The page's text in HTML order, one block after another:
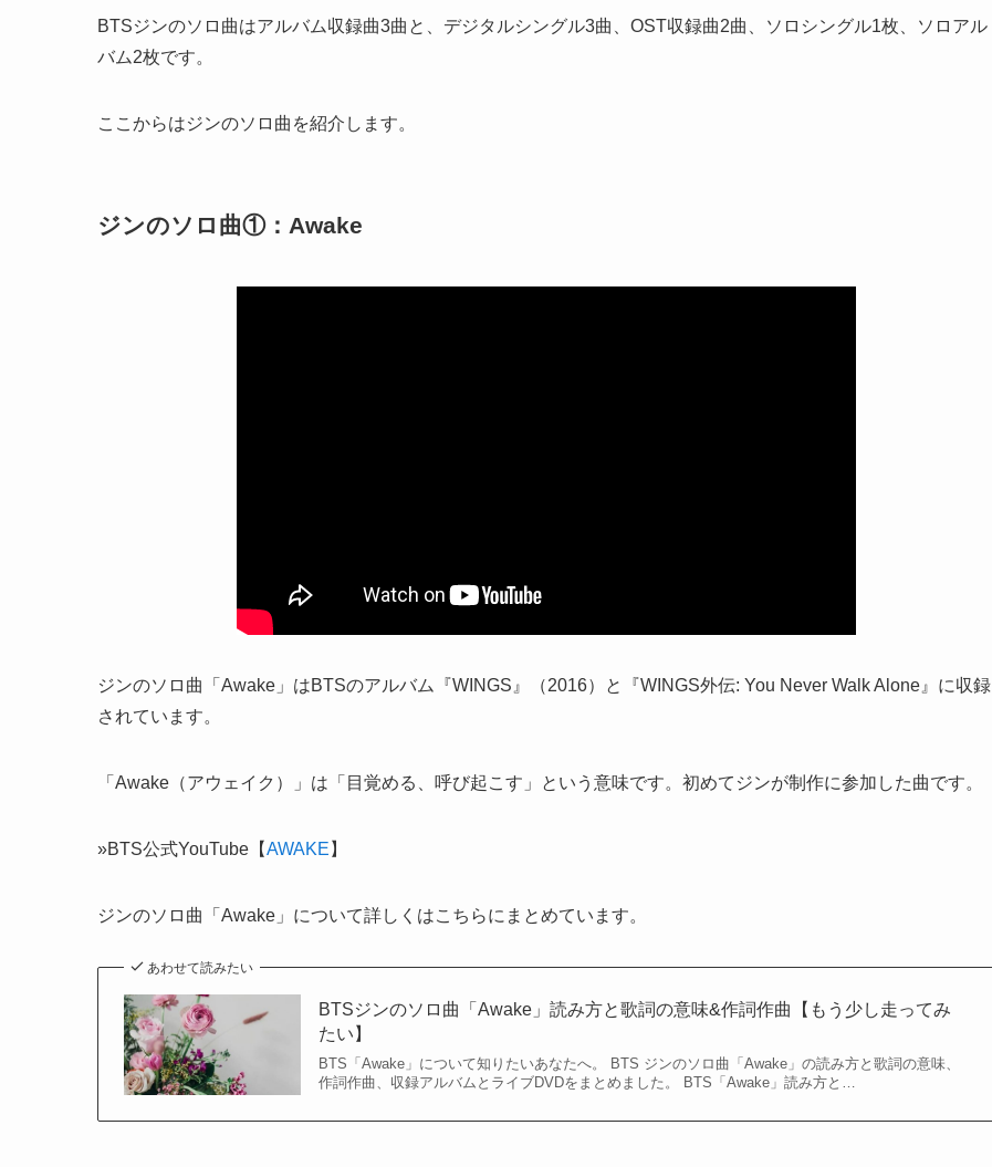
BTSジンのソロ曲はアルバム収録曲3曲と、デジタルシングル3曲、OST収録曲2曲、ソロシングル1枚、ソロアル
バム2枚です。
ここからはジンのソロ曲を紹介します。
ジンのソロ曲①：Awake
ジンのソロ曲「Awake」はBTSのアルバム『WINGS』（2016）と『WINGS外伝: You Never Walk Alone』に収録
されています。
「Awake（アウェイク）」は「目覚める、呼び起こす」という意味です。初めてジンが制作に参加した曲です。
»BTS公式YouTube【AWAKE 】
ジンのソロ曲「Awake」について詳しくはこちらにまとめています。
あわせて読みたい
BTSジンのソロ曲「Awake」読み方と歌詞の意味&作詞作曲【もう少し走ってみ
たい】
BTS「Awake」について知りたいあなたへ。 BTS ジンのソロ曲「Awake」の読み方と歌詞の意味、
作詞作曲、収録アルバムとライブDVDをまとめました。 BTS「Awake」読み方と…